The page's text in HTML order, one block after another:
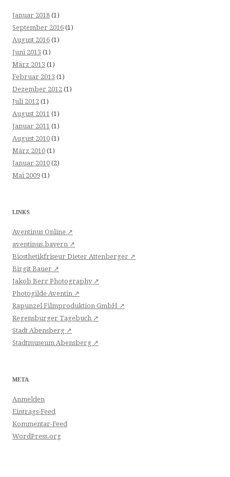
Januar 2018 (1)
September 2016 (1)
August 2016 (1)
Juni 2013 (1)
März 2013 (1)
Februar 2013 (1)
Dezember 2012 (1)
Juli 2012 (1)
August 2011 (1)
Januar 2011 (1)
August 2010 (1)
März 2010 (1)
Januar 2010 (2)
Mai 2009 (1)
LINKS
Aventinus Online ↗
aventinus.bayern ↗
Biosthetikfriseur Dieter Attenberger ↗
Birgit Bauer ↗
Jakob Berr Photography ↗
Photogilde Aventin ↗
Rapunzel Filmproduktion GmbH ↗
Regensburger Tagebuch ↗
Stadt Abensberg ↗
Stadtmuseum Abensberg ↗
META
Anmelden
Eintrags-Feed
Kommentar-Feed
WordPress.org